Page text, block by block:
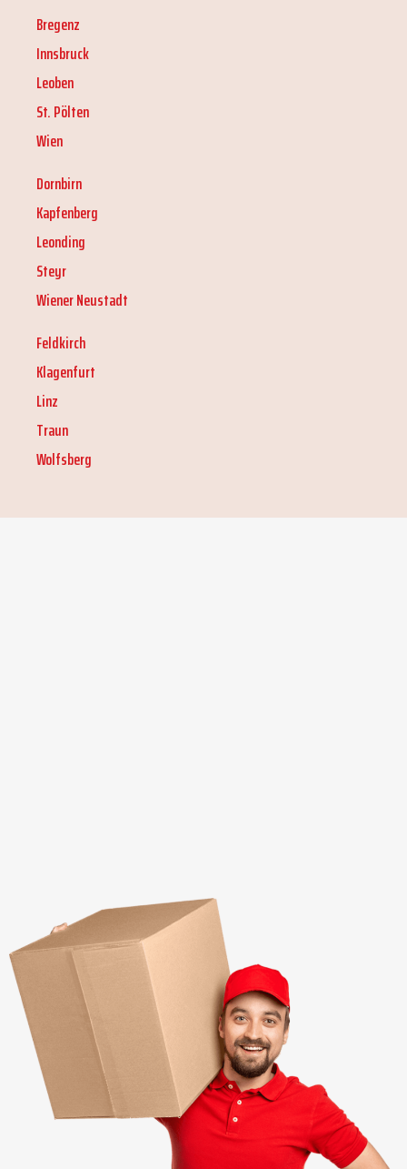
Bregenz
Innsbruck
Leoben
St. Pölten
Wien
Dornbirn
Kapfenberg
Leonding
Steyr
Wiener Neustadt
Feldkirch
Klagenfurt
Linz
Traun
Wolfsberg